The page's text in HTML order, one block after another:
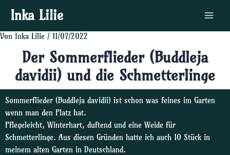
Inhalt
springen
Inka Lilie
Main
Menu
Der Sommerflieder (Buddleja
davidii) und die Schmetterlinge
Von Inka Lilie / 11/07/2022
Sommerflieder (Buddleja davidii) ist schon was feines im Garten
wenn man den Platz hat.
Pflegeleicht, Winterhart, duftend und eine Weide für
Schmetterlinge. Aus diesen Gründen hatte ich auch 10 Stück in
meinem alten Garten in Deutschland.
navigation